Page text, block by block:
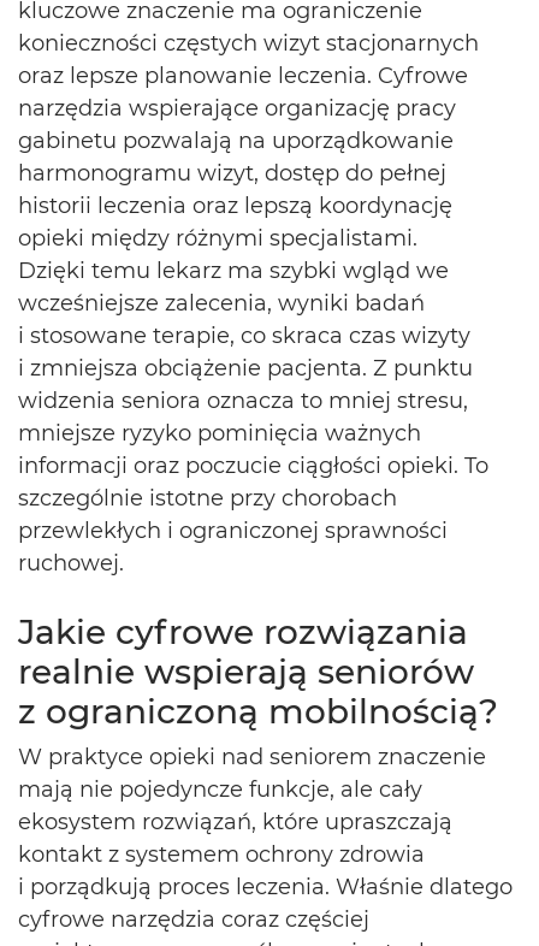
kluczowe znaczenie ma ograniczenie
konieczności częstych wizyt stacjonarnych
oraz lepsze planowanie leczenia. Cyfrowe
narzędzia wspierające organizację pracy
gabinetu pozwalają na uporządkowanie
harmonogramu wizyt, dostęp do pełnej
historii leczenia oraz lepszą koordynację
opieki między różnymi specjalistami.
Dzięki temu lekarz ma szybki wgląd we
wcześniejsze zalecenia, wyniki badań
i stosowane terapie, co skraca czas wizyty
i zmniejsza obciążenie pacjenta. Z punktu
widzenia seniora oznacza to mniej stresu,
mniejsze ryzyko pominięcia ważnych
informacji oraz poczucie ciągłości opieki. To
szczególnie istotne przy chorobach
przewlekłych i ograniczonej sprawności
ruchowej.
Jakie cyfrowe rozwiązania
realnie wspierają seniorów
z ograniczoną mobilnością?
W praktyce opieki nad seniorem znaczenie
mają nie pojedyncze funkcje, ale cały
ekosystem rozwiązań, które upraszczają
kontakt z systemem ochrony zdrowia
i porządkują proces leczenia. Właśnie dlatego
cyfrowe narzędzia coraz częściej